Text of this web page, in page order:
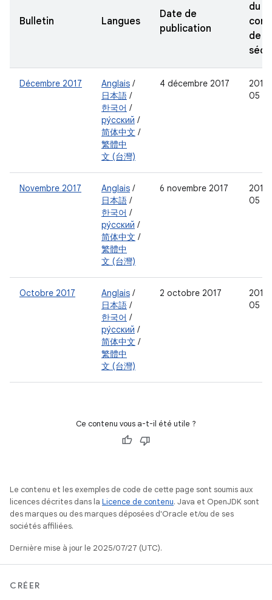
Bulletin Langues
Date de
publication
du
de
Décembre 2017 Anglais /
日本語 /
한국어 /
ру́сский /
简体中文 /
繁體中
文 (台灣)
4 décembre 2017
05
Novembre 2017 Anglais /
日本語 /
한국어 /
ру́сский /
简体中文 /
繁體中
文 (台灣)
6 novembre 2017
05
Octobre 2017 Anglais /
日本語 /
한국어 /
ру́сский /
简体中文 /
繁體中
文 (台灣)
2 octobre 2017
05
Ce contenu vous a-t-il été utile ?
Le contenu et les exemples de code de cette page sont soumis aux
licences décrites dans la Licence de contenu. Java et OpenJDK sont
des marques ou des marques déposées d'Oracle et/ou de ses
sociétés affiliées.
Dernière mise à jour le 2025/07/27 (UTC).
CRÉER